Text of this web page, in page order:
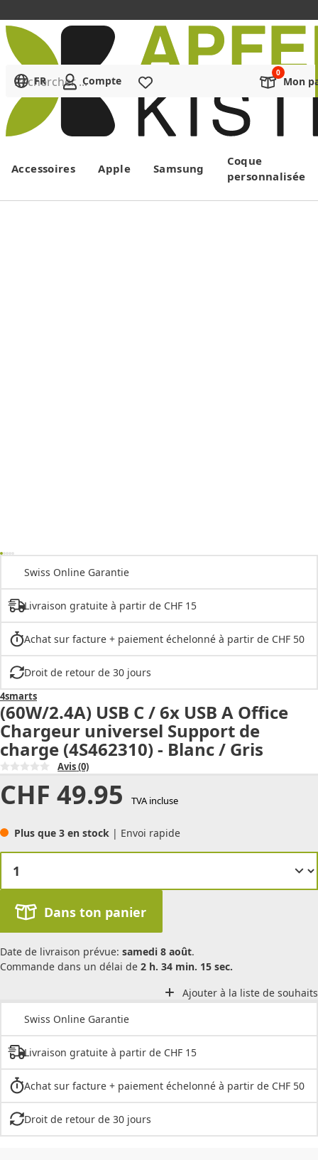
Menu
Rechercher ...
FR Compte Mon
Accessoires Apple Samsung
Coque
personnalisée
Swiss Online Garantie
Livraison gratuite à partir de CHF 15
Achat sur facture + paiement échelonné à partir de CHF 50
Droit de retour de 30 jours
4smarts
(60W/2.4A) USB C / 6x USB A Office
Chargeur universel Support de
charge (4S462310) - Blanc / Gris
Avis(0)
CHF 49.95 TVA incluse
Plus que 3 en stock | Envoi rapide
Dans ton panier
Date de livraison prévue: samedi 8 août.
Commande dans un délai de 2 h. 34 min. 15 sec.
Ajouter à la liste de souhaits
Swiss Online Garantie
Livraison gratuite à partir de CHF 15
Achat sur facture + paiement échelonné à partir de CHF 50
Droit de retour de 30 jours